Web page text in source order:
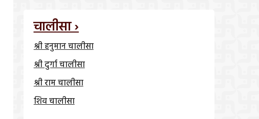
चालीसा ›
श्री हनुमान चालीसा
श्री दुर्गा चालीसा
श्री राम चालीसा
शिव चालीसा